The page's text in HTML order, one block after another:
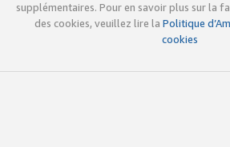
supplémentaires. Pour en savoir plus sur la
des cookies, veuillez lire la Politique
cookies